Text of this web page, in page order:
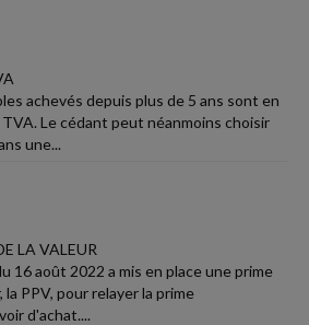
achevés depuis plus de 5 ans sont en
Le cédant peut néanmoins choisir
une...
LA VALEUR
16 août 2022 a mis en place une prime
PPV, pour relayer la prime
d'achat....